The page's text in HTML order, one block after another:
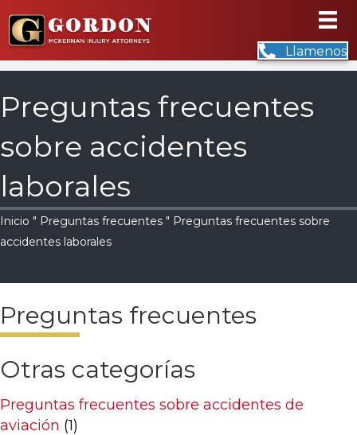
Llamenos
Preguntas frecuentes
sobre accidentes
laborales
Inicio " Preguntas frecuentes " Preguntas frecuentes sobre
accidentes laborales
Preguntas frecuentes
Otras categorías
Preguntas frecuentes sobre accidentes de
aviación (1)